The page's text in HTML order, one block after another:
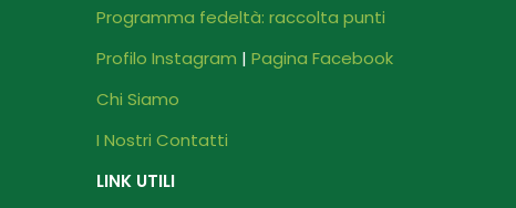
Programma fedeltà: raccolta punti
Profilo Instagram | Pagina Facebook
Chi Siamo
I Nostri Contatti
LINK UTILI